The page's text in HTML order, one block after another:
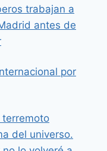
trabajan a
antes de
por
terremoto
del universo.